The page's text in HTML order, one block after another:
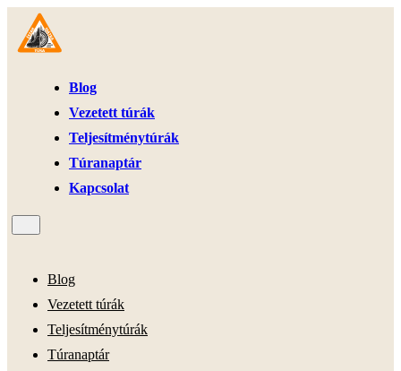
Blog
Vezetett túrák
Teljesítménytúrák
Túranaptár
Kapcsolat
Blog
Vezetett túrák
Teljesítménytúrák
Túranaptár